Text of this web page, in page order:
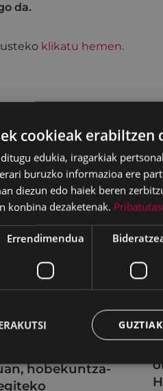
da.
klikatu hemen.
hobekuntza-
cookieak erabiltzen
edukia, iragarkiak
buruzko informazioa ere
diezun edo haiek beren
konbina dezaketenak.
Errendimendua